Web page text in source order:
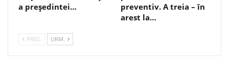
a președintei…
preventiv. A treia – în
arest la…
PREC. URM.